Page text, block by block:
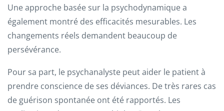
Une approche basée sur la psychodynamique a
également montré des efficacités mesurables. Les
changements réels demandent beaucoup de
persévérance.
Pour sa part, le psychanalyste peut aider le patient à
prendre conscience de ses déviances. De très rares cas
de guérison spontanée ont été rapportés. Les